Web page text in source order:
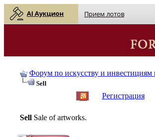
AI Аукцион Прием лотов
Форум по искусству и инвестициям
Sell
Регистрация
Sell Sale of artworks.